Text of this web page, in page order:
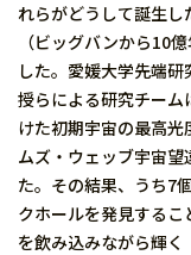
れらがどうして誕生
（ビッグバンから10
した。愛媛大学先端
授らによる研究チー
けた初期宇宙の最高
ムズ・ウェッブ宇宙
た。その結果、うち7
クホールを発見する
を飲み込みながら輝